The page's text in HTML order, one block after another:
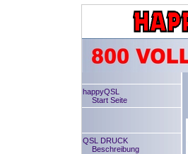
happyQSL
Start Seite
QSL DRUCK
Beschreibung